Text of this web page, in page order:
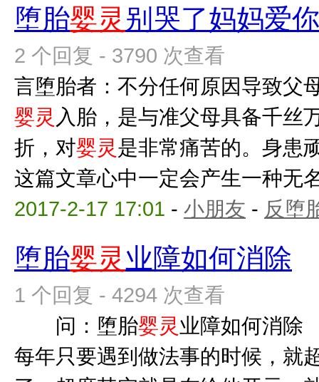
堕胎婴灵 别哭了妈妈爱你
2 个回复 - 3790 次查看
言堕胎者：不分任何原因导致父
婴灵 入胎，是与准父母具备千丝
折，对婴灵是非常痛苦的。身患
这篇文章心中一定会产生一种无
2017-2-17 17:01 - 小朋友 - 反堕
堕胎婴灵 业障如何消除
1 个回复 - 4294 次查看
问：堕胎婴灵业障如何消
每年只要遇到做法事的时候，就